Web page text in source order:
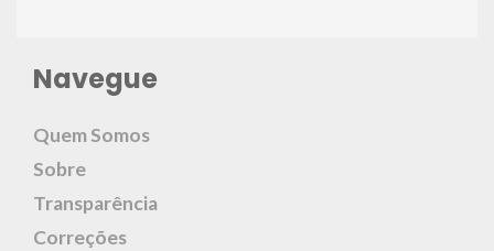
Navegue
Quem Somos
Sobre
Transparência
Correções